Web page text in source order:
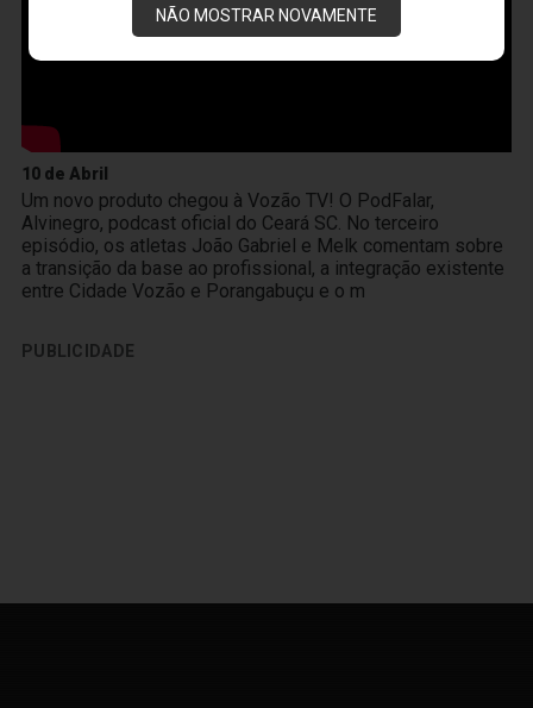
NÃO MOSTRAR NOVAMENTE
10 de Abril
Um novo produto chegou à Vozão TV! O PodFalar,
Alvinegro, podcast oficial do Ceará SC. No terceiro
episódio, os atletas João Gabriel e Melk comentam sobre
a transição da base ao profissional, a integração existente
entre Cidade Vozão e Porangabuçu e o m
PUBLICIDADE